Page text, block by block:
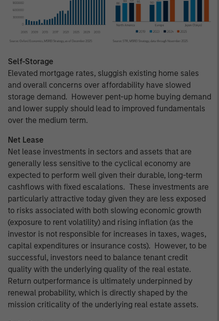
Self-Storage
Elevated mortgage rates, sluggish existing home sales
and overall concerns over affordability have slowed
storage demand. However pent-up home buying demand
and lower supply should lead to improved fundamentals
over the medium term.
Net Lease
Net lease investments in sectors and assets that are
generally less sensitive to the cyclical economy are
expected to perform well given their durable, long-term
cashflows with fixed escalations. These investments are
particularly attractive today given they are less exposed
to risks associated with both slowing economic growth
(exposure to rent volatility) and rising inflation (as the
investor is not responsible for increases in taxes, wages,
capital expenditures or insurance costs). However, to be
successful, investors need to balance tenant credit
quality with the underlying quality of the real estate.
Return outperformance is ultimately underpinned by
renewal probability, which is directly shaped by the
mission criticality of the underlying real estate assets.